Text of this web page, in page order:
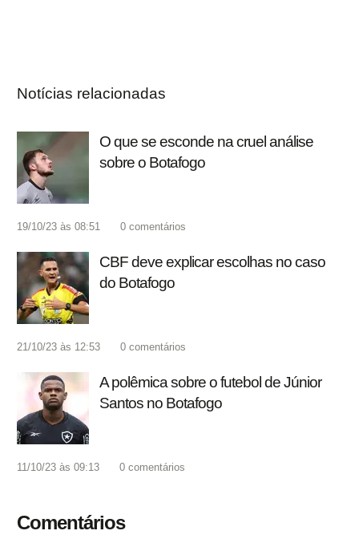
Notícias relacionadas
O que se esconde na cruel análise
sobre o Botafogo
19/10/23 às 08:51 0 comentários
CBF deve explicar escolhas no caso
do Botafogo
21/10/23 às 12:53 0 comentários
A polêmica sobre o futebol de Júnior
Santos no Botafogo
11/10/23 às 09:13 0 comentários
Comentários